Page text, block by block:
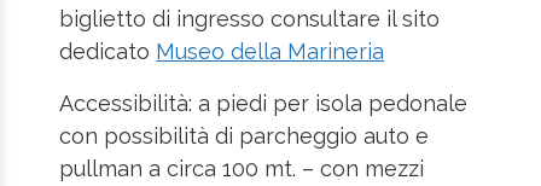
biglietto di ingresso consultare il sito
dedicato Museo della Marineria
Accessibilità: a piedi per isola pedonale
con possibilità di parcheggio auto e
pullman a circa 100 mt. – con mezzi